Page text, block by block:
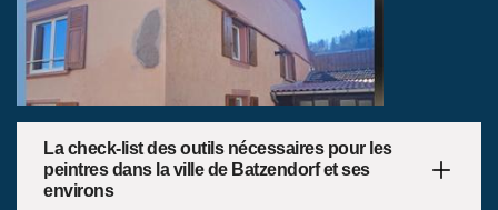
La check-list des outils nécessaires pour les
peintres dans la ville de Batzendorf et ses
environs